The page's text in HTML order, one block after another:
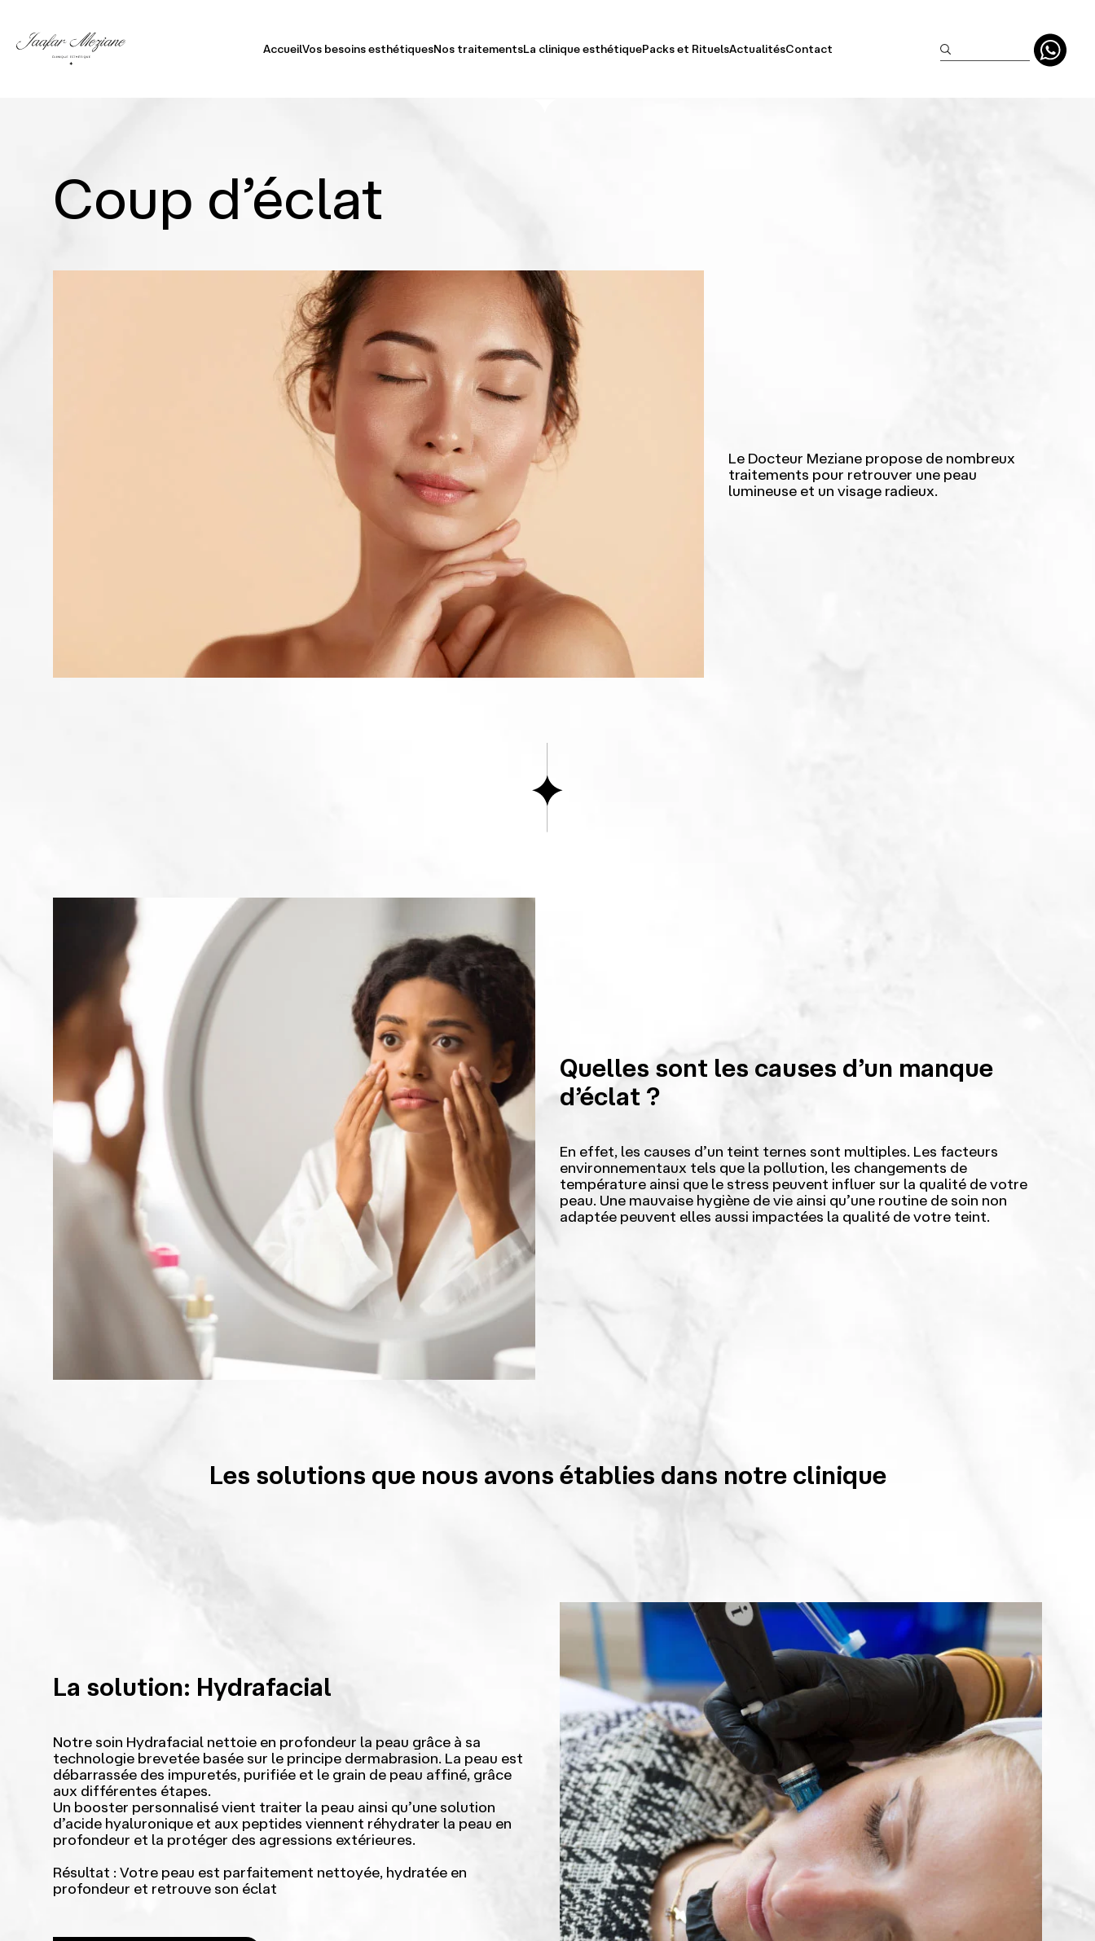
AccueilVos besoins esthétiques
Peau
Nos traitementsLa clinique esthétiquePacks et RituelsActualitésContact
Coup d’éclat
Le Docteur Meziane propose de nombreux
traitements pour retrouver une peau
lumineuse et un visage radieux.
Quelles sont les causes d’un manque
d’éclat ?
En effet, les causes d’un teint ternes sont multiples. Les facteurs
environnementaux tels que la pollution, les changements de
température ainsi que le stress peuvent influer sur la qualité de votre
peau. Une mauvaise hygiène de vie ainsi qu’une routine de soin non
adaptée peuvent elles aussi impactées la qualité de votre teint.
Les solutions que nous avons établies dans notre clinique
La solution: Hydrafacial
Notre soin Hydrafacial nettoie en profondeur la peau grâce à sa
technologie brevetée basée sur le principe dermabrasion. La peau est
débarrassée des impuretés, purifiée et le grain de peau affiné, grâce
aux différentes étapes.
Un booster personnalisé vient traiter la peau ainsi qu’une solution
d’acide hyaluronique et aux peptides viennent réhydrater la peau en
profondeur et la protéger des agressions extérieures.
Résultat : Votre peau est parfaitement nettoyée, hydratée en
profondeur et retrouve son éclat